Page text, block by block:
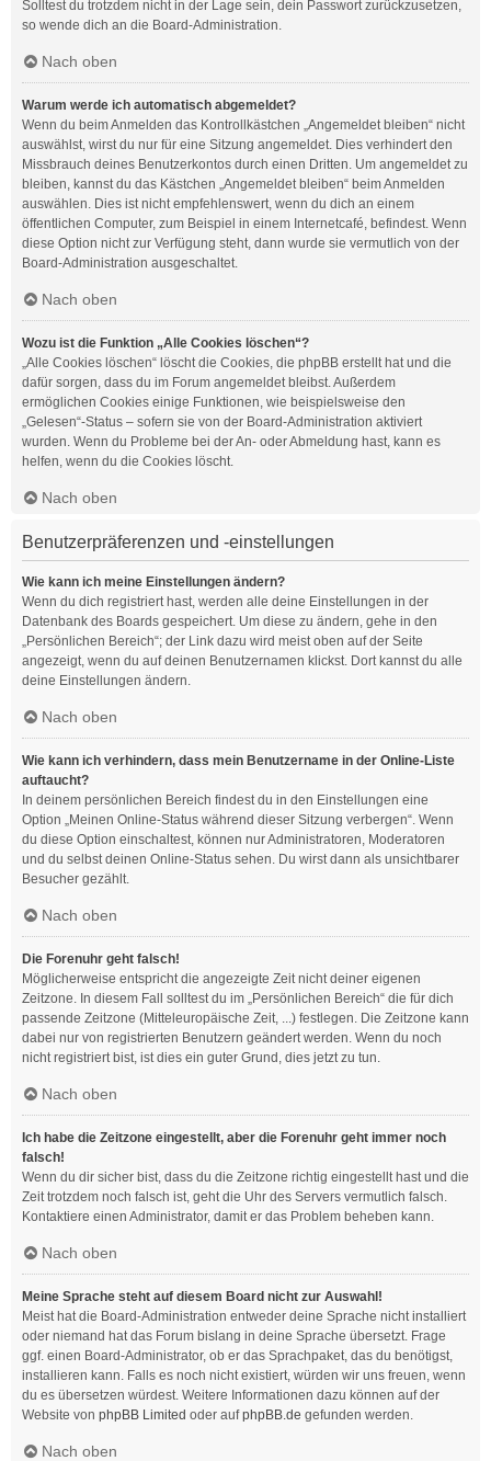
Solltest du trotzdem nicht in der Lage sein, dein Passwort zurückzusetzen,
so wende dich an die Board-Administration.
Nach oben
Warum werde ich automatisch abgemeldet?
Wenn du beim Anmelden das Kontrollkästchen „Angemeldet bleiben“ nicht
auswählst, wirst du nur für eine Sitzung angemeldet. Dies verhindert den
Missbrauch deines Benutzerkontos durch einen Dritten. Um angemeldet zu
bleiben, kannst du das Kästchen „Angemeldet bleiben“ beim Anmelden
auswählen. Dies ist nicht empfehlenswert, wenn du dich an einem
öffentlichen Computer, zum Beispiel in einem Internetcafé, befindest. Wenn
diese Option nicht zur Verfügung steht, dann wurde sie vermutlich von der
Board-Administration ausgeschaltet.
Nach oben
Wozu ist die Funktion „Alle Cookies löschen“?
„Alle Cookies löschen“ löscht die Cookies, die phpBB erstellt hat und die
dafür sorgen, dass du im Forum angemeldet bleibst. Außerdem
ermöglichen Cookies einige Funktionen, wie beispielsweise den
„Gelesen“-Status – sofern sie von der Board-Administration aktiviert
wurden. Wenn du Probleme bei der An- oder Abmeldung hast, kann es
helfen, wenn du die Cookies löscht.
Nach oben
Benutzerpräferenzen und -einstellungen
Wie kann ich meine Einstellungen ändern?
Wenn du dich registriert hast, werden alle deine Einstellungen in der
Datenbank des Boards gespeichert. Um diese zu ändern, gehe in den
„Persönlichen Bereich“; der Link dazu wird meist oben auf der Seite
angezeigt, wenn du auf deinen Benutzernamen klickst. Dort kannst du alle
deine Einstellungen ändern.
Nach oben
Wie kann ich verhindern, dass mein Benutzername in der Online-Liste
auftaucht?
In deinem persönlichen Bereich findest du in den Einstellungen eine
Option „Meinen Online-Status während dieser Sitzung verbergen“. Wenn
du diese Option einschaltest, können nur Administratoren, Moderatoren
und du selbst deinen Online-Status sehen. Du wirst dann als unsichtbarer
Besucher gezählt.
Nach oben
Die Forenuhr geht falsch!
Möglicherweise entspricht die angezeigte Zeit nicht deiner eigenen
Zeitzone. In diesem Fall solltest du im „Persönlichen Bereich“ die für dich
passende Zeitzone (Mitteleuropäische Zeit, ...) festlegen. Die Zeitzone kann
dabei nur von registrierten Benutzern geändert werden. Wenn du noch
nicht registriert bist, ist dies ein guter Grund, dies jetzt zu tun.
Nach oben
Ich habe die Zeitzone eingestellt, aber die Forenuhr geht immer noch
falsch!
Wenn du dir sicher bist, dass du die Zeitzone richtig eingestellt hast und die
Zeit trotzdem noch falsch ist, geht die Uhr des Servers vermutlich falsch.
Kontaktiere einen Administrator, damit er das Problem beheben kann.
Nach oben
Meine Sprache steht auf diesem Board nicht zur Auswahl!
Meist hat die Board-Administration entweder deine Sprache nicht installiert
oder niemand hat das Forum bislang in deine Sprache übersetzt. Frage
ggf. einen Board-Administrator, ob er das Sprachpaket, das du benötigst,
installieren kann. Falls es noch nicht existiert, würden wir uns freuen, wenn
du es übersetzen würdest. Weitere Informationen dazu können auf der
Website von phpBB Limited oder aufphpBB.de gefunden werden.
Nach oben